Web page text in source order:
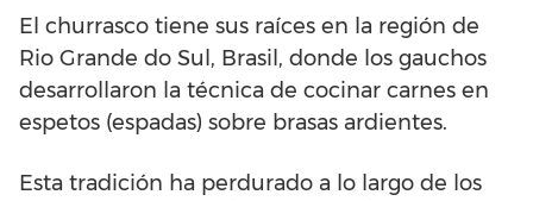
El churrasco tiene sus raíces en la región de
Rio Grande do Sul, Brasil, donde los gauchos
desarrollaron la técnica de cocinar carnes en
espetos (espadas) sobre brasas ardientes.
Esta tradición ha perdurado a lo largo de los